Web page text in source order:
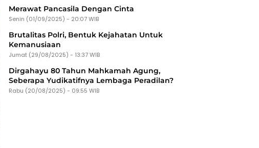
Merawat Pancasila Dengan Cinta
Senin (01/09/2025) - 20:07 WIB
Brutalitas Polri, Bentuk Kejahatan Untuk
Kemanusiaan
Jumat (29/08/2025) - 13:37 WIB
Dirgahayu 80 Tahun Mahkamah Agung,
Seberapa Yudikatifnya Lembaga Peradilan?
Rabu (20/08/2025) - 09:55 WIB